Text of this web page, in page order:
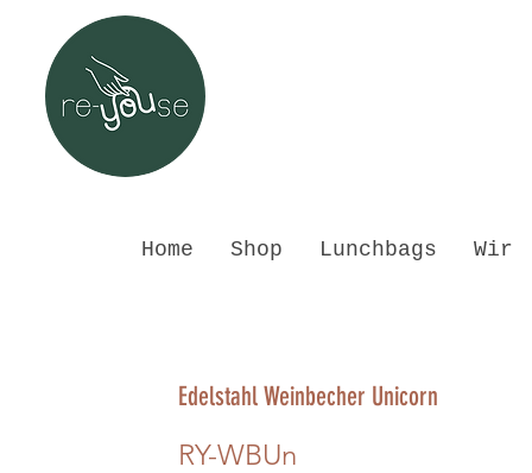
Home Shop Lunchbags Wir
Edelstahl Weinbecher Unicorn
RY-WBUn